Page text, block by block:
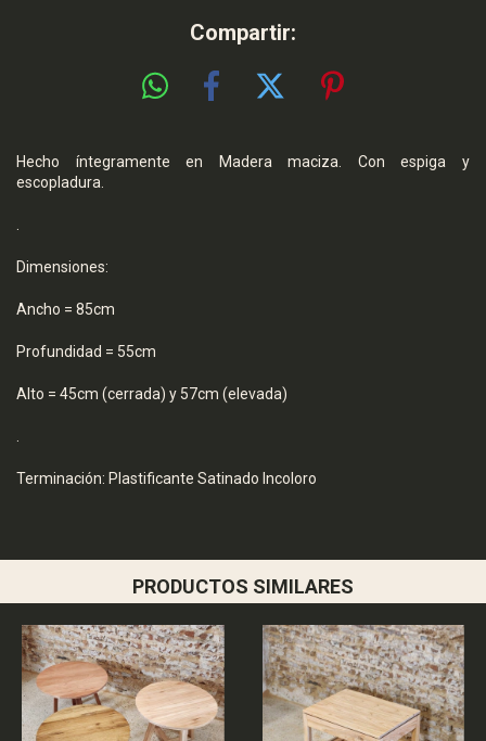
Compartir:
Hecho íntegramente en Madera maciza. Con espiga y
escopladura.
Dimensiones:
Ancho = 85cm
Profundidad = 55cm
Alto = 45cm (cerrada) y 57cm (elevada)
Terminación: Plastificante Satinado Incoloro
PRODUCTOS SIMILARES